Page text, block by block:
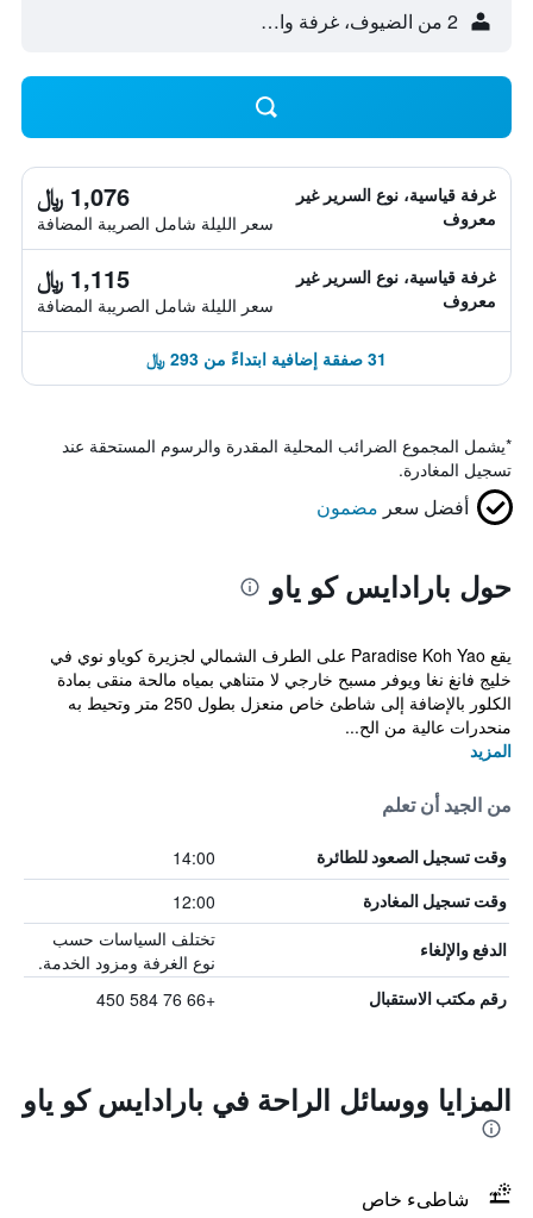
2 من الضيوف، غرفة واحدة
غرفة قياسية، نوع السرير غير
معروف
1,076 ﷼
سعر الليلة شامل الصريبة المضافة
غرفة قياسية، نوع السرير غير
معروف
1,115 ﷼
سعر الليلة شامل الصريبة المضافة
31 صفقة إضافية ابتداءً من 293 ﷼
*يشمل المجموع الضرائب المحلية المقدرة والرسوم المستحقة عند
تسجيل المغادرة.
أفضل سعر مضمون
حول بارادايس كو ياو
يقع Paradise Koh Yao على الطرف الشمالي لجزيرة كوياو نوي في
خليج فانغ نغا ويوفر مسبح خارجي لا متناهي بمياه مالحة منقى بمادة
الكلور بالإضافة إلى شاطئ خاص منعزل بطول 250 متر وتحيط به
منحدرات عالية من الح...
المزيد
من الجيد أن تعلم
وقت تسجيل الصعود للطائرة 14:00
وقت تسجيل المغادرة 12:00
الدفع والإلغاء
تختلف السياسات حسب
نوع الغرفة ومزود الخدمة.
رقم مكتب الاستقبال +66 76 584 450
المزايا ووسائل الراحة في بارادايس كو ياو
شاطىء خاص